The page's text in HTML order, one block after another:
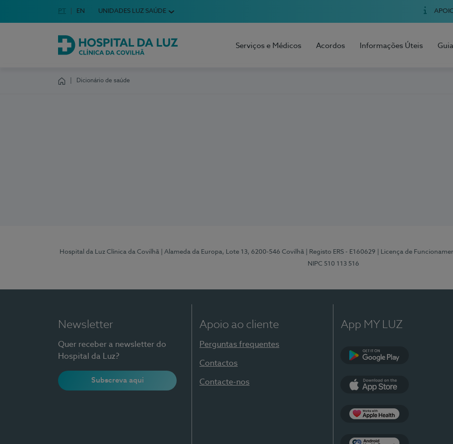
Escolha o seu idioma
Idioma em Português
PT English Language
EN UNIDADES LUZ SAÚDE
Hospital da Luz Clínica da Covilhã
Serviços e Médicos Acordos Informações Úteis
Dicionário de saúde
Hospital da Luz Clínica da Covilhã | Alameda da Europa, Lote 13, 6200-546 Covilhã | Registo ERS - E160629 | Licença de
NIPC 510 113 516
Newsletter
Quer receber a newsletter do
Hospital da Luz?
Subscreva aqui
Apoio ao cliente
Perguntas frequentes
Contactos
Contacte-nos
App MY LUZ